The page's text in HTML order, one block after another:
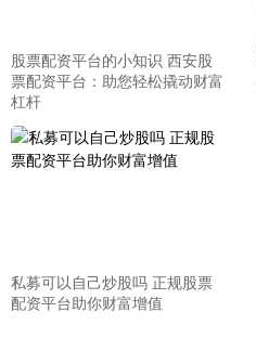
股票配资平台的小知识 西安股
票配资平台：助您轻松撬动财富
杠杆
私募可以自己炒股吗 正规股票
配资平台助你财富增值